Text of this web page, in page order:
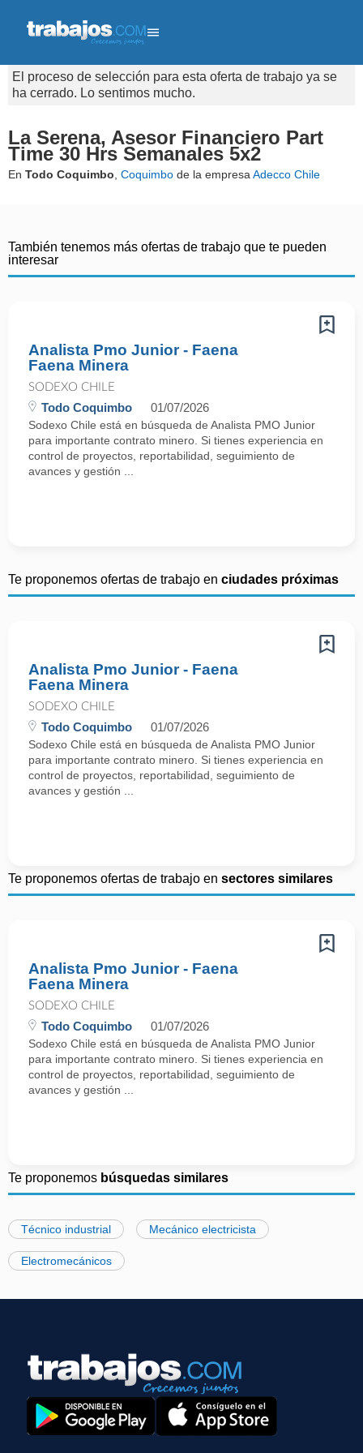
El proceso de selección para esta oferta de trabajo ya se
ha cerrado. Lo sentimos mucho.
La Serena, Asesor Financiero Part
Time 30 Hrs Semanales 5x2
En Todo Coquimbo Coquimbo de la empresa Adecco Chile
También tenemos más ofertas de trabajo que te pueden
interesar
Analista Pmo Junior - Faena
Faena Minera
SODEXO CHILE
Todo Coquimbo 01/07/2026
Sodexo Chile está en búsqueda de Analista PMO Junior
para importante contrato minero. Si tienes experiencia en
control de proyectos, reportabilidad, seguimiento de
avances y gestión ...
Te proponemos ofertas de trabajo en ciudades próximas
Analista Pmo Junior - Faena
Faena Minera
SODEXO CHILE
Todo Coquimbo 01/07/2026
Sodexo Chile está en búsqueda de Analista PMO Junior
para importante contrato minero. Si tienes experiencia en
control de proyectos, reportabilidad, seguimiento de
avances y gestión ...
Te proponemos ofertas de trabajo en sectores similares
Analista Pmo Junior - Faena
Faena Minera
SODEXO CHILE
Todo Coquimbo 01/07/2026
Sodexo Chile está en búsqueda de Analista PMO Junior
para importante contrato minero. Si tienes experiencia en
control de proyectos, reportabilidad, seguimiento de
avances y gestión ...
Te proponemos búsquedas similares
Técnico industrial Mecánico electricista
Electromecánicos